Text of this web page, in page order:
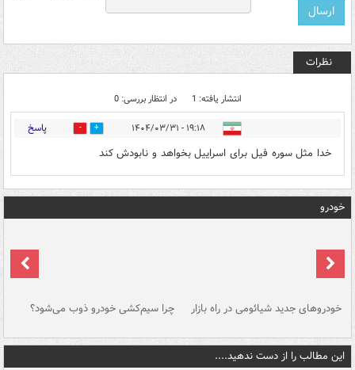
نظرات
انتشار یافته: 1 در انتظار بررسی: 0
۱۹:۱۸ - ۱۴۰۴/۰۳/۳۱ 0 پاسخ
خدا مثل سوره فیل برای اسراییل بخواهد و نابودش کند
خودرو
خودروهای جدید شیائومی در راه بازار چرا سیم‌کشی خودرو ذوب می‌شود؟
این مطالب را از دست ندهید....